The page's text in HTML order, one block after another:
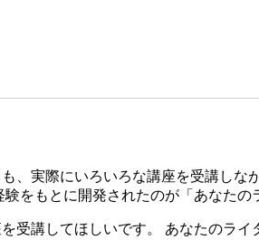
、実際にいろいろな講座を受講し
をもとに開発されたのが「あなたの
受講してほしいです。 あなたのラ